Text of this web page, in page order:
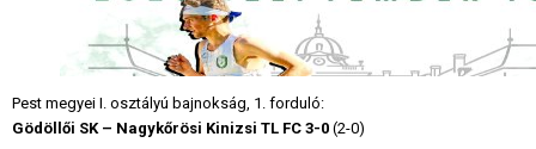
Pest megyei I. osztályú bajnokság, 1. forduló:
Gödöllői SK – Nagykőrösi Kinizsi TL FC 3-0 (2-0)